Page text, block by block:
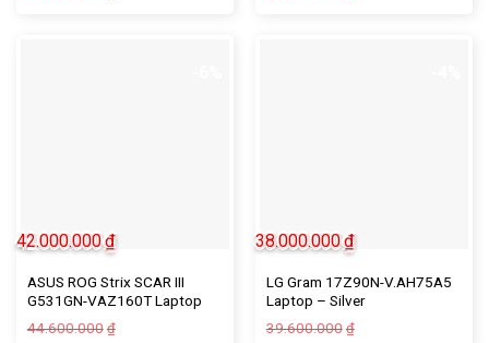
ASUS ROG Strix SCAR III
G531GN-VAZ160T Laptop
44.600.000 ₫
42.000.000₫
LG Gram 17Z90N-V.AH75A5
Laptop – Silver
39.600.000 ₫
38.000.000₫